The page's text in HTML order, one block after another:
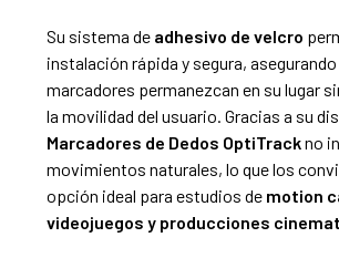
Su sistema de adhesivo de velcro
instalación rápida y segura, asegurando
marcadores permanezcan en su lugar
la movilidad del usuario. Gracias a su
Marcadores de Dedos OptiTrackno
movimientos naturales, lo que los
opción ideal para estudios de motion
videojuegos y producciones